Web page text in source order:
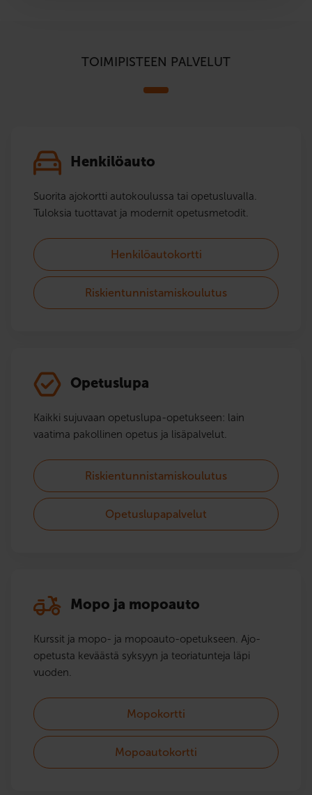
TOIMIPISTEEN PALVELUT
Henkilöauto
Suorita ajokortti autokoulussa tai opetusluvalla.
Tuloksia tuottavat ja modernit opetusmetodit.
Henkilöautokortti
Riskientunnistamiskoulutus
Opetuslupa
Kaikki sujuvaan opetuslupa-opetukseen: lain
vaatima pakollinen opetus ja lisäpalvelut.
Riskientunnistamiskoulutus
Opetuslupapalvelut
Mopo ja mopoauto
Kurssit ja mopo- ja mopoauto-opetukseen. Ajo-
opetusta keväästä syksyyn ja teoriatunteja läpi
vuoden.
Mopokortti
Mopoautokortti